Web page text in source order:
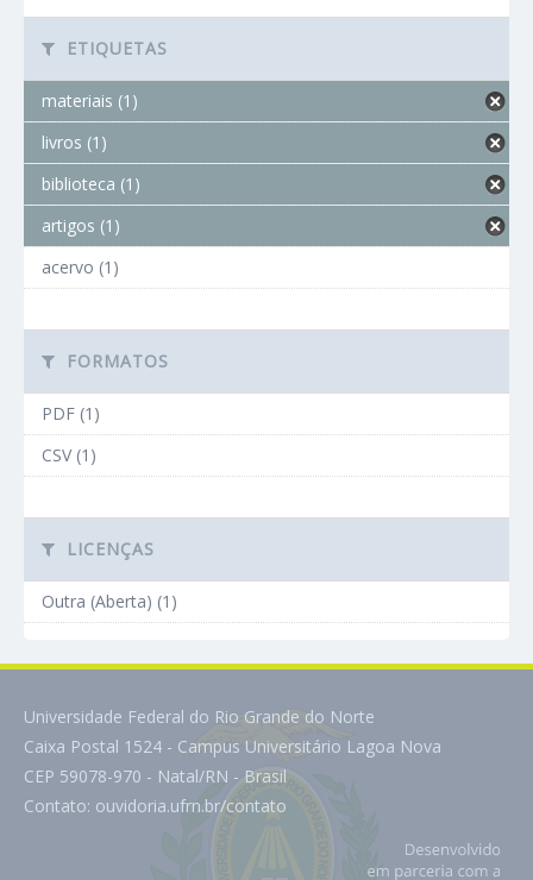
ETIQUETAS
materiais (1)
livros (1)
biblioteca (1)
artigos (1)
acervo (1)
FORMATOS
PDF (1)
CSV (1)
LICENÇAS
Outra (Aberta) (1)
Universidade Federal do Rio Grande do Norte
Caixa Postal 1524 - Campus Universitário Lagoa Nova
CEP 59078-970 - Natal/RN - Brasil
Contato: ouvidoria.ufrn.br/contato